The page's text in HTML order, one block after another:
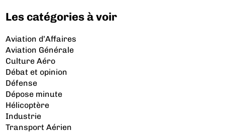
Les catégories à voir
Aviation d’Affaires
Aviation Générale
Culture Aéro
Débat et opinion
Défense
Dépose minute
Hélicoptère
Industrie
Transport Aérien